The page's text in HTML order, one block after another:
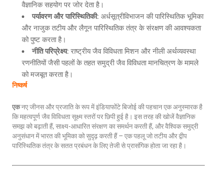
वैज्ञानिक सहयोग पर जोर देता है।
पर्यावरण और पारिस्थितिकी: अर्धसूत्रीविभाजन की पारिस्थितिक भूमिका
और नाजुक तटीय और लैगून पारिस्थितिक तंत्र के संरक्षण की आवश्यकता
को पुष्ट करता है।
नीति परिप्रेक्ष्य: राष्ट्रीय जैव विविधता मिशन और नीली अर्थव्यवस्था
रणनीतियों जैसी पहलों के तहत समुद्री जैव विविधता मानचित्रण के मामले
को मजबूत करता है।
निष्कर्ष
एकनए जीनस और प्रजाति के रूप में इंडियाफोंटे बिजोई की पहचान एक अनुस्मारक है
कि महत्वपूर्ण जैव विविधता सूक्ष्म स्तरों पर छिपी हुई है। इस तरह की खोजें वैज्ञानिक
समझ को बढ़ाती हैं, साक्ष्य-आधारित संरक्षण का समर्थन करती हैं, और वैश्विक समुद्री
अनुसंधान में भारत की भूमिका को सुदृढ़ करती हैं – एक पहलू जो तटीय और द्वीप
पारिस्थितिक तंत्र के सतत प्रबंधन के लिए तेजी से प्रासंगिक होता जा रहा है।